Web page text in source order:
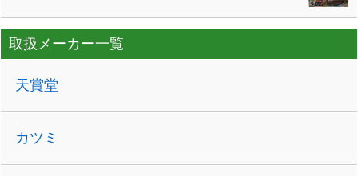
取扱メーカー一覧
天賞堂
カツミ